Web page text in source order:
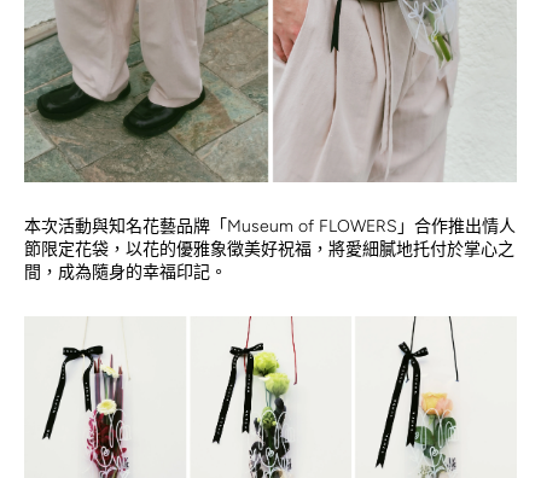
本次活動與知名花藝品牌「Museum of FLOWERS」合作推出情人
節限定花袋，以花的優雅象徵美好祝福，將愛細膩地托付於掌心之
間，成為隨身的幸福印記。